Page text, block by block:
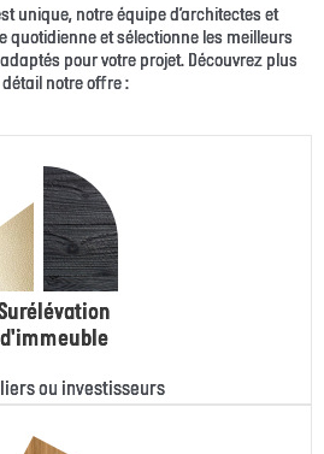
unique, notre équipe d’architectes et
quotidienne et sélectionne les meilleurs
pour votre projet. Découvrez plus
notre offre :
d'immeuble
ou investisseurs